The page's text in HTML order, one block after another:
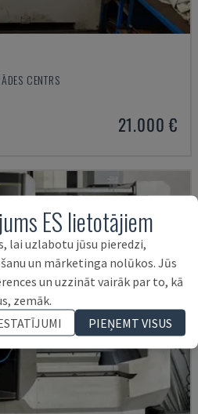
CENTRS
21.000 €
ES lietotājiem
lai uzlabotu jūsu pieredzi,
un mārketinga nolūkos. Jūs
un uzzināt vairāk par to, kā
zemāk.
PIEŅEMT VISUS